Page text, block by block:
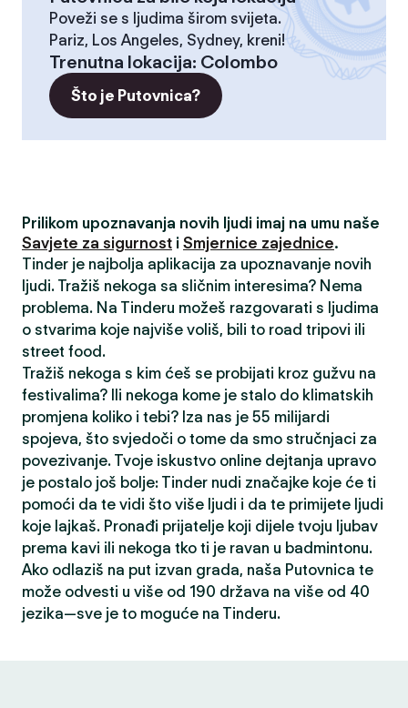
Poveži se s ljudima širom svijeta.
Pariz, Los Angeles, Sydney, kreni!
Trenutna lokacija: Colombo
Što je Putovnica?
Prilikom upoznavanja novih ljudi imaj na umu naše
Savjete za sigurnost i Smjernice zajednice.
Tinder je najbolja aplikacija za upoznavanje novih
ljudi. Tražiš nekoga sa sličnim interesima? Nema
problema. Na Tinderu možeš razgovarati s ljudima
o stvarima koje najviše voliš, bili to road tripovi ili
street food.
Tražiš nekoga s kim ćeš se probijati kroz gužvu na
festivalima? Ili nekoga kome je stalo do klimatskih
promjena koliko i tebi? Iza nas je 55 milijardi
spojeva, što svjedoči o tome da smo stručnjaci za
povezivanje. Tvoje iskustvo online dejtanja upravo
je postalo još bolje: Tinder nudi značajke koje će ti
pomoći da te vidi što više ljudi i da te primijete ljudi
koje lajkaš. Pronađi prijatelje koji dijele tvoju ljubav
prema kavi ili nekoga tko ti je ravan u badmintonu.
Ako odlaziš na put izvan grada, naša Putovnica te
može odvesti u više od 190 država na više od 40
jezika—sve je to moguće na Tinderu.